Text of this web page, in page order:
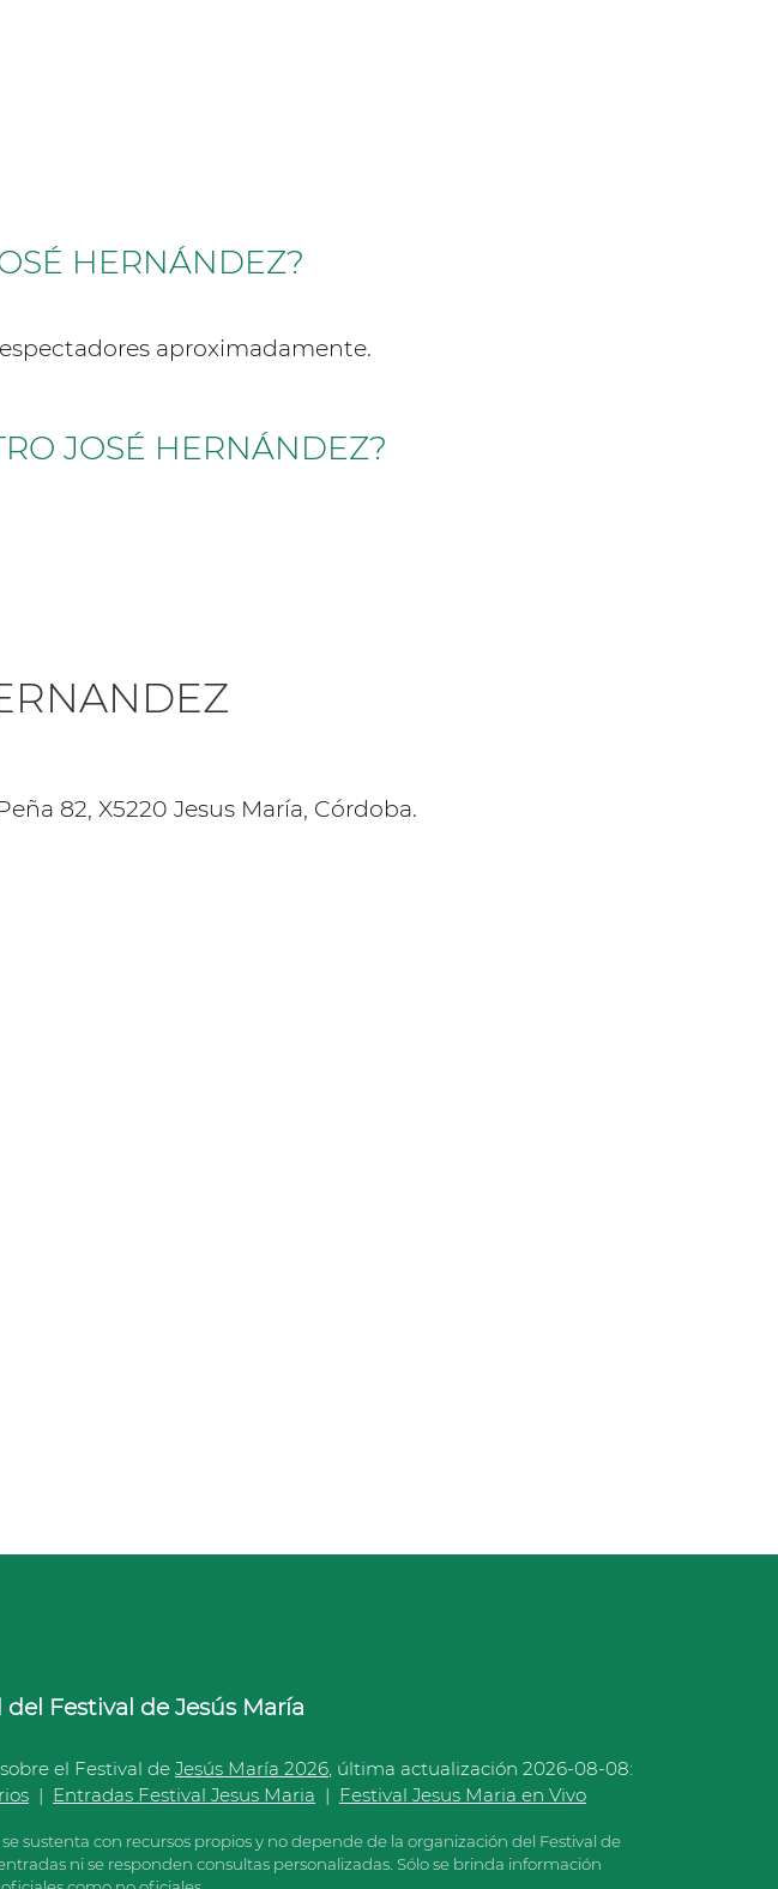
HERNÁNDEZ?
aproximadamente.
JOSÉ HERNÁNDEZ?
82, X5220 Jesus María, Córdoba.
Festival de Jesús María
el Festival de Jesús María 2026 , última actualización 2026-08-08:
| Entradas Festival Jesus Maria | Festival Jesus Maria en Vivo
sustenta con recursos propios y no depende de la organización del Festival de
ni se responden consultas personalizadas. Sólo se brinda información